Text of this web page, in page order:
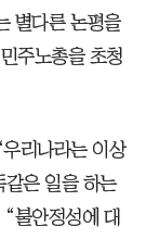
별다른 논평을
주노총을 초청
리나라는 이상
은 일을 하는
불안정성에 대